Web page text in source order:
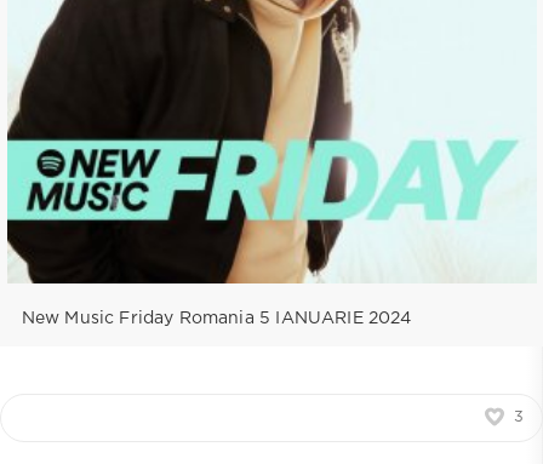
New Music Friday Romania 5 IANUARIE 2024
3